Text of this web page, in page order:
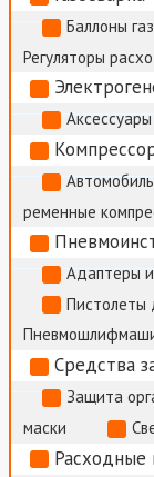
Баллоны
Регуляторы
ременные
Адаптеры
Пистолеты
Средства
Защита
маски
Расходные